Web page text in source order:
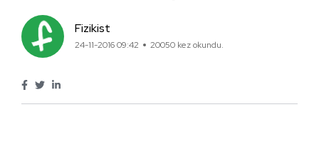
Fizikist
24-11-2016 09:42 20050 kez okundu.